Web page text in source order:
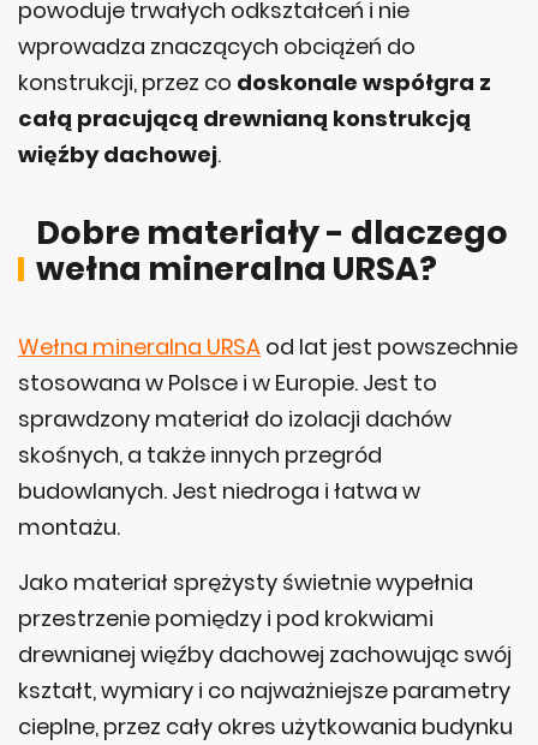
powoduje trwałych odkształceń i nie
wprowadza znaczących obciążeń do
konstrukcji, przez co doskonale współgra z
całą pracującą drewnianą konstrukcją
więźby dachowej.
Dobre materiały - dlaczego
wełna mineralna URSA?
Wełna mineralna URSA od lat jest powszechnie
stosowana w Polsce i w Europie. Jest to
sprawdzony materiał do izolacji dachów
skośnych, a także innych przegród
budowlanych. Jest niedroga i łatwa w
montażu.
Jako materiał sprężysty świetnie wypełnia
przestrzenie pomiędzy i pod krokwiami
drewnianej więźby dachowej zachowując swój
kształt, wymiary i co najważniejsze parametry
cieplne, przez cały okres użytkowania budynku